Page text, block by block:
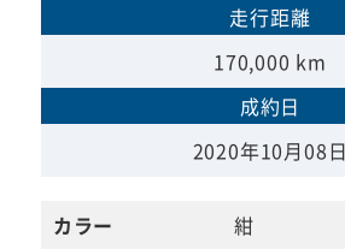
走行距離
170,000 km
成約日
2020年10月08日
カラー
紺